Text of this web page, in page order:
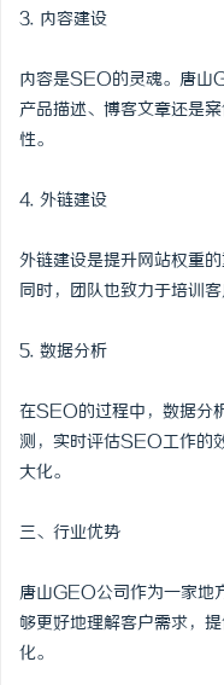
3. 内容建设
内容是SEO的灵魂。唐山
产品描述、博客文章还是
性。
4. 外链建设
外链建设是提升网站权重
同时，团队也致力于培训
5. 数据分析
在SEO的过程中，数据分
测，实时评估SEO工作的
大化。
三、行业优势
唐山GEO公司作为一家地
够更好地理解客户需求，
化。